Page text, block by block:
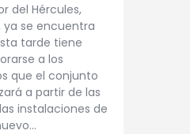
del Hércules,
ya se encuentra
tarde tiene
a los
que el conjunto
a partir de las
instalaciones de